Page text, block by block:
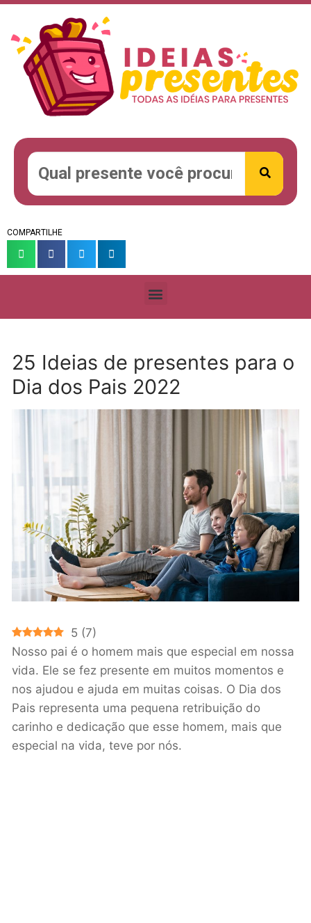
COMPARTILHE
25 Ideias de presentes para o
Dia dos Pais 2022
5 (7)
Nosso pai é o homem mais que especial em nossa
vida. Ele se fez presente em muitos momentos e
nos ajudou e ajuda em muitas coisas. O Dia dos
Pais representa uma pequena retribuição do
carinho e dedicação que esse homem, mais que
especial na vida, teve por nós.